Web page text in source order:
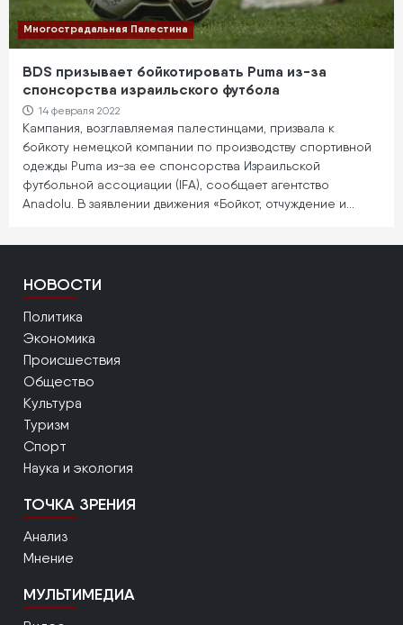
Многострадальная Палестина
BDS призывает бойкотировать Puma из-за
спонсорства израильского футбола
14 февраля 2022
Кампания, возглавляемая палестинцами, призвала к
бойкоту немецкой компании по производству спортивной
одежды Puma из-за ее спонсорства Израильской
футбольной ассоциации (IFA), сообщает агентство
Anadolu. В заявлении движения «Бойкот, отчуждение и…
НОВОСТИ
Политика
Экономика
Происшествия
Общество
Культура
Туризм
Спорт
Наука и экология
ТОЧКА ЗРЕНИЯ
Анализ
Мнение
МУЛЬТИМЕДИА